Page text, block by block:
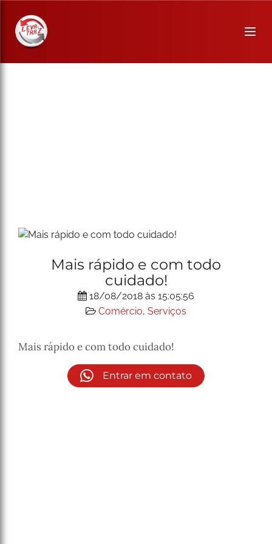
Mais rápido e com todo
cuidado!
18/08/2018 às 15:05:56
Comércio, Serviços
Mais rápido e com todo cuidado!
Entrar em contato